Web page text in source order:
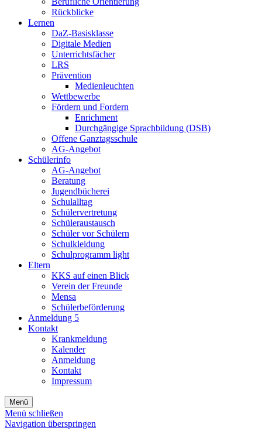
Rückblicke
Lernen
DaZ-Basisklasse
Digitale Medien
Unterrichtsfächer
LRS
Prävention
Medienleuchten
Wettbewerbe
Fördern und Fordern
Enrichment
Durchgängige Sprachbildung (DSB)
Offene Ganztagsschule
AG-Angebot
Schülerinfo
AG-Angebot
Beratung
Jugendbücherei
Schulalltag
Schülervertretung
Schüleraustausch
Schüler vor Schülern
Schulkleidung
Schulprogramm light
Eltern
KKS auf einen Blick
Verein der Freunde
Mensa
Schülerbeförderung
Anmeldung 5
Kontakt
Krankmeldung
Kalender
Anmeldung
Kontakt
Impressum
Menü
Menü schließen
Navigation überspringen